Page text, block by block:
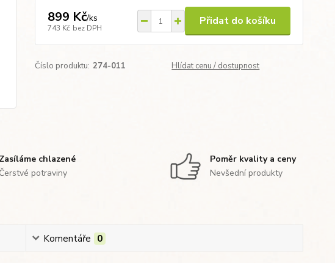
899 Kč/ks
743 Kč bez DPH
Přidat do košíku
Číslo produktu: 274-011 Hlídat cenu / dostupnost
Zasíláme chlazené
Čerstvé potraviny
Poměr kvality a ceny
Nevšední produkty
Komentáře 0